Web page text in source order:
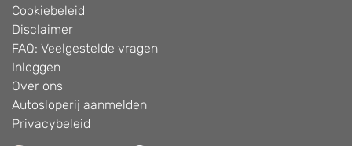
Cookiebeleid
Disclaimer
FAQ: Veelgestelde vragen
Inloggen
Over ons
Autosloperij aanmelden
Privacybeleid